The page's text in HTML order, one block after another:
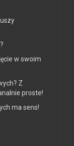
w swoim
Z
proste!
ma sens!